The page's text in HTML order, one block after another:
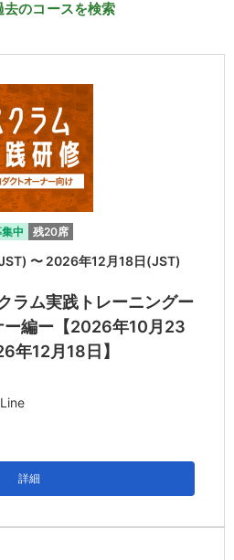
去のコースを検索
中 残20席
〜 2026年12月18日(JST)
ラム実践トレーニングー
ー編ー【2026年10月23
年12月18日】
詳細